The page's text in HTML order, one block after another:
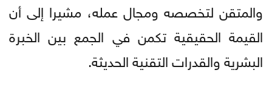
والمتقن لتخصصه ومجال عمله، مشيرا إلى أن
القيمة الحقيقية تكمن في الجمع بين الخبرة
البشرية والقدرات التقنية الحديثة.